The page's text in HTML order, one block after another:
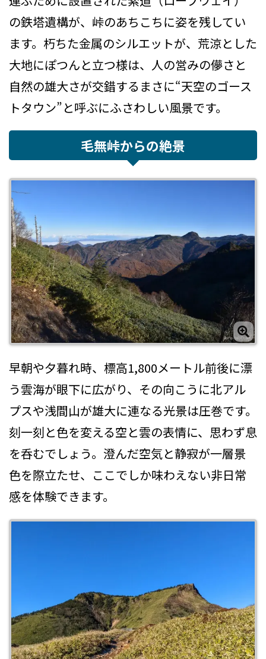
の鉄塔遺構が、峠のあちこちに姿を残してい
ます。朽ちた金属のシルエットが、荒涼とした
大地にぽつんと立つ様は、人の営みの儚さと
自然の雄大さが交錯するまさに“天空のゴース
トタウン”と呼ぶにふさわしい風景です。
毛無峠からの絶景
早朝や夕暮れ時、標高1,800メートル前後に漂
う雲海が眼下に広がり、その向こうに北アル
プスや浅間山が雄大に連なる光景は圧巻です。
刻一刻と色を変える空と雲の表情に、思わず息
を呑むでしょう。澄んだ空気と静寂が一層景
色を際立たせ、ここでしか味わえない非日常
感を体験できます。